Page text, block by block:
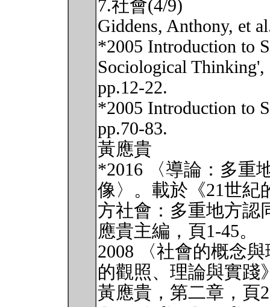
7.社會(4/9)
Giddens, Anthony, et
*2005 Introduction to
Sociological Thinking',
pp.12-22.
*2005 Introduction to
pp.70-83.
黃應貴
*2016 〈導論：多重
像〉。載於《21世紀
方社會：多重地方認
應貴主編，頁1-45。
2008 〈社會的概念
的觀照、理論與實踐
黃應貴，第二章，頁